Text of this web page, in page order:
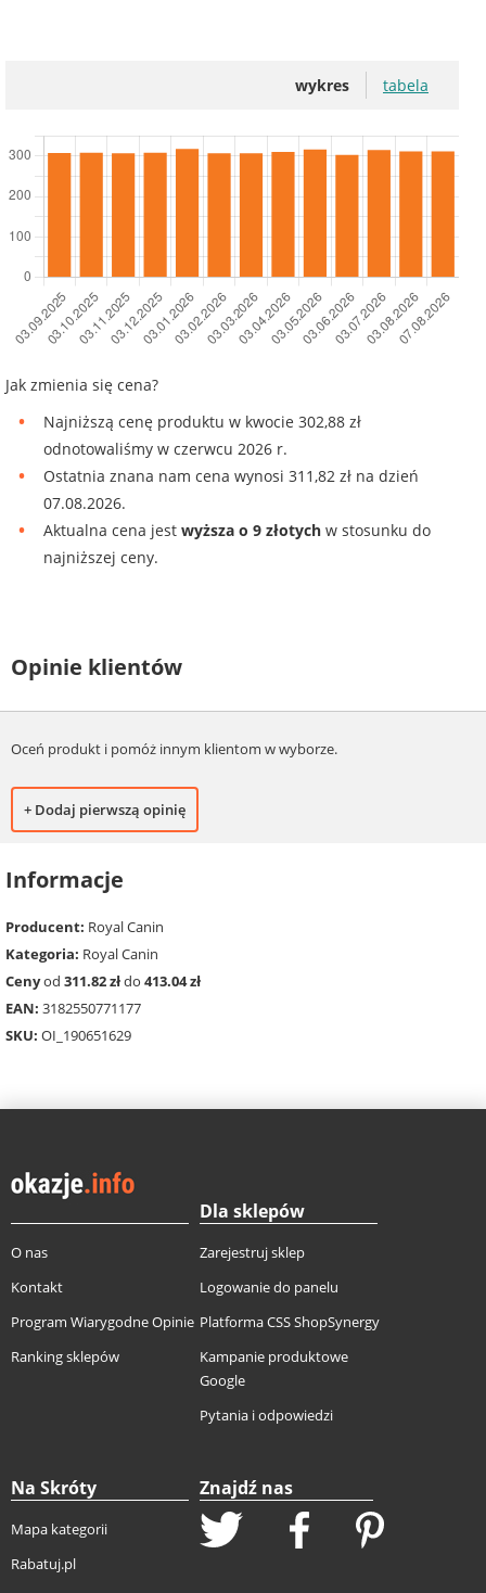
wykres tabela
Jak zmienia się cena?
Najniższą cenę produktu w kwocie 302,88 zł
odnotowaliśmy w czerwcu 2026 r.
Ostatnia znana nam cena wynosi 311,82 zł na dzień
07.08.2026.
Aktualna cena jest wyższa o 9 złotych w stosunku do
najniższej ceny.
Opinie klientów
Oceń produkt i pomóż innym klientom w wyborze.
+ Dodaj pierwszą opinię
Informacje
Producent: Royal Canin
Kategoria: Royal Canin
Cenyod 311.82 złdo 413.04 zł
EAN: 3182550771177
SKU: OI_190651629
O nas
Kontakt
Program Wiarygodne Opinie
Ranking sklepów
Dla sklepów
Zarejestruj sklep
Logowanie do panelu
Platforma CSS ShopSynergy
Kampanie produktowe
Google
Pytania i odpowiedzi
Na Skróty
Mapa kategorii
Rabatuj.pl
Znajdź nas